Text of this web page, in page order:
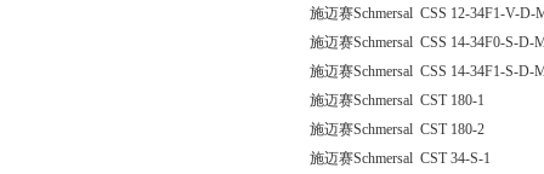
施迈赛Schmersal CSS 12-34F1-V-D-
施迈赛Schmersal CSS 14-34F0-S-D-
施迈赛Schmersal CSS 14-34F1-S-D-
施迈赛Schmersal CST 180-1
施迈赛Schmersal CST 180-2
施迈赛Schmersal CST 34-S-1